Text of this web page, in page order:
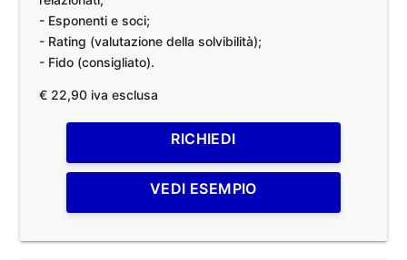
- Esponenti e soci;
- Rating (valutazione della solvibilità);
- Fido (consigliato).
€ 22,90 iva esclusa
RICHIEDI
VEDI ESEMPIO